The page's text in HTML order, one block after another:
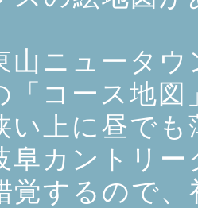
山ニュータ
「コース地
い上に昼で
阜カントリ
覚するので